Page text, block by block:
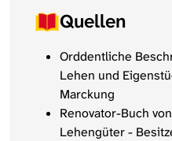
Quellen
Orddentliche
Lehen und
Marckung
Renovator-Buch
Lehengüter -